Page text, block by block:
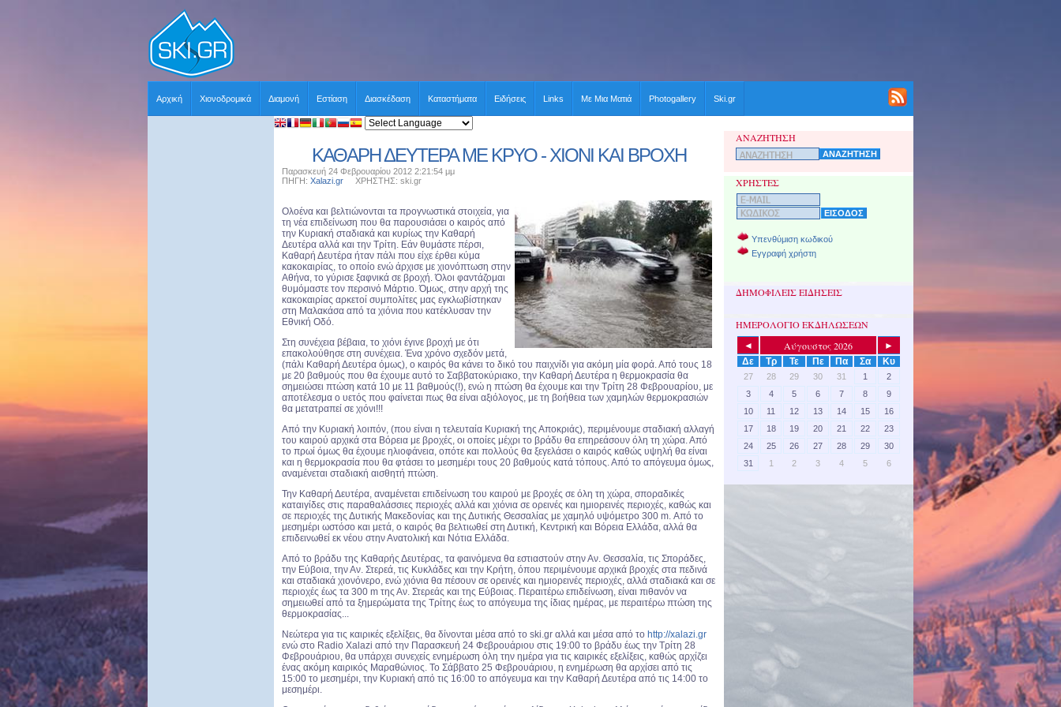
Αρχική Χιονοδρομικά Διαμονή Εστίαση Διασκέδαση Καταστήματα Ειδήσεις Links Με Μια Ματιά Photogallery Ski.gr
ΚΑΘΑΡΗ ΔΕΥΤΕΡΑ ΜΕ ΚΡΥΟ - ΧΙΟΝΙ ΚΑΙ ΒΡΟΧΗ
Παρασκευή 24 Φεβρουαρίου 2012 2:21:54 μμ
ΠΗΓΗ: Xalazi.gr ΧΡΗΣΤΗΣ: ski.gr
Ολοένα και βελτιώνονται τα προγνωστικά στοιχεία, για
τη νέα επιδείνωση που θα παρουσιάσει ο καιρός από
την Κυριακή σταδιακά και κυρίως την Καθαρή
Δευτέρα αλλά και την Τρίτη. Εάν θυμάστε πέρσι,
Καθαρή Δευτέρα ήταν πάλι που είχε έρθει κύμα
κακοκαιρίας, το οποίο ενώ άρχισε με χιονόπτωση στην
Αθήνα, το γύρισε ξαφνικά σε βροχή. Όλοι φαντάζομαι
θυμόμαστε τον περσινό Μάρτιο. Όμως, στην αρχή της
κακοκαιρίας αρκετοί συμπολίτες μας εγκλωβίστηκαν
στη Μαλακάσα από τα χιόνια που κατέκλυσαν την
Εθνική Οδό.
Στη συνέχεια βέβαια, το χιόνι έγινε βροχή με ότι
επακολούθησε στη συνέχεια. Ένα χρόνο σχεδόν μετά,
(πάλι Καθαρή Δευτέρα όμως), ο καιρός θα κάνει το δικό του παιχνίδι για ακόμη μία φορά. Από τους 18
με 20 βαθμούς που θα έχουμε αυτό το Σαββατοκύριακο, την Καθαρή Δευτέρα η θερμοκρασία θα
σημειώσει πτώση κατά 10 με 11 βαθμούς(!), ενώ η πτώση θα έχουμε και την Τρίτη 28 Φεβρουαρίου, με
αποτέλεσμα ο υετός που φαίνεται πως θα είναι αξιόλογος, με τη βοήθεια των χαμηλών θερμοκρασιών
θα μετατραπεί σε χιόνι!!!
Από την Κυριακή λοιπόν, (που είναι η τελευταία Κυριακή της Αποκριάς), περιμένουμε σταδιακή αλλαγή
του καιρού αρχικά στα Βόρεια με βροχές, οι οποίες μέχρι το βράδυ θα επηρεάσουν όλη τη χώρα. Από
το πρωί όμως θα έχουμε ηλιοφάνεια, oπότε και πολλούς θα ξεγελάσει ο καιρός καθώς υψηλή θα είναι
και η θερμοκρασία που θα φτάσει το μεσημέρι τους 20 βαθμούς κατά τόπους. Από το απόγευμα όμως,
αναμένεται σταδιακή αισθητή πτώση.
Την Καθαρή Δευτέρα, αναμένεται επιδείνωση του καιρού με βροχές σε όλη τη χώρα, σποραδικές
καταιγίδες στις παραθαλάσσιες περιοχές αλλά και χιόνια σε ορεινές και ημιορεινές περιοχές, καθώς και
σε περιοχές της Δυτικής Μακεδονίας και της Δυτικής Θεσσαλίας με χαμηλό υψόμετρο 300 m. Από το
μεσημέρι ωστόσο και μετά, ο καιρός θα βελτιωθεί στη Δυτική, Κεντρική και Βόρεια Ελλάδα, αλλά θα
επιδεινωθεί εκ νέου στην Ανατολική και Νότια Ελλάδα.
Από το βράδυ της Καθαρής Δευτέρας, τα φαινόμενα θα εστιαστούν στην Αν. Θεσσαλία, τις Σποράδες,
την Εύβοια, την Αν. Στερεά, τις Κυκλάδες και την Κρήτη, όπου περιμένουμε αρχικά βροχές στα πεδινά
και σταδιακά χιονόνερο, ενώ χιόνια θα πέσουν σε ορεινές και ημιορεινές περιοχές, αλλά σταδιακά και σε
περιοχές έως τα 300 m της Αν. Στερεάς και της Εύβοιας. Περαιτέρω επιδείνωση, είναι πιθανόν να
σημειωθεί από τα ξημερώματα της Τρίτης έως το απόγευμα της ίδιας ημέρας, με περαιτέρω πτώση της
θερμοκρασίας...
Νεώτερα για τις καιρικές εξελίξεις, θα δίνονται μέσα από το ski.gr αλλά και μέσα από το http://xalazi.gr
ενώ στο Radio Xalazi από την Παρασκευή 24 Φεβρουάριου στις 19:00 το βράδυ έως την Τρίτη 28
Φεβρουάριου, θα υπάρχει συνεχείς ενημέρωση όλη την ημέρα για τις καιρικές εξελίξεις, καθώς αρχίζει
ένας ακόμη καιρικός Μαραθώνιος. Το Σάββατο 25 Φεβρουάριου, η ενημέρωση θα αρχίσει από τις
15:00 το μεσημέρι, την Κυριακή από τις 16:00 το απόγευμα και την Καθαρή Δευτέρα από τις 14:00 το
μεσημέρι.
ΑΝΑΖΗΤΗΣΗ
ΧΡΗΣΤΕΣ
Υπενθύμιση κωδικού
Εγγραφή χρήστη
ΔΗΜΟΦΙΛΕΙΣ ΕΙΔΗΣΕΙΣ
ΗΜΕΡΟΛΟΓΙΟ ΕΚΔΗΛΩΣΕΩΝ
◄ Αύγουστος 2026
►
Δε
Τρ Τε Πε Πα Σα Κυ
27 28 29 30 31 1
2
3
4 5 6 7 8
9
10
11 12 13 14 15
16
17
18 19 20 21 22
23
24
25 26 27 28 29
30
31
1 2 3 4 5 6